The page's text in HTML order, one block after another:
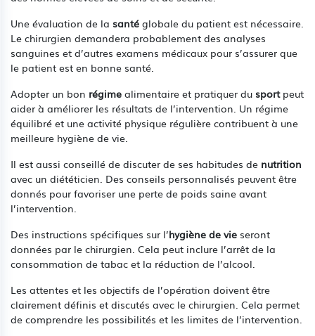
Une évaluation de la santé globale du patient est nécessaire.
Le chirurgien demandera probablement des analyses
sanguines et d’autres examens médicaux pour s’assurer que
le patient est en bonne santé.
Adopter un bon régime alimentaire et pratiquer du sportpeut
aider à améliorer les résultats de l’intervention. Un régime
équilibré et une activité physique régulière contribuent à une
meilleure hygiène de vie.
Il est aussi conseillé de discuter de ses habitudes de nutrition
avec un diététicien. Des conseils personnalisés peuvent être
donnés pour favoriser une perte de poids saine avant
l’intervention.
Des instructions spécifiques sur l’hygiène de vie seront
données par le chirurgien. Cela peut inclure l’arrêt de la
consommation de tabac et la réduction de l’alcool.
Les attentes et les objectifs de l’opération doivent être
clairement définis et discutés avec le chirurgien. Cela permet
de comprendre les possibilités et les limites de l’intervention.